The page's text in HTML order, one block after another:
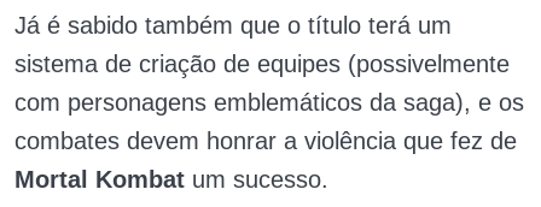
Já é sabido também que o título terá um
sistema de criação de equipes (possivelmente
com personagens emblemáticos da saga), e os
combates devem honrar a violência que fez de
Mortal Kombat um sucesso.